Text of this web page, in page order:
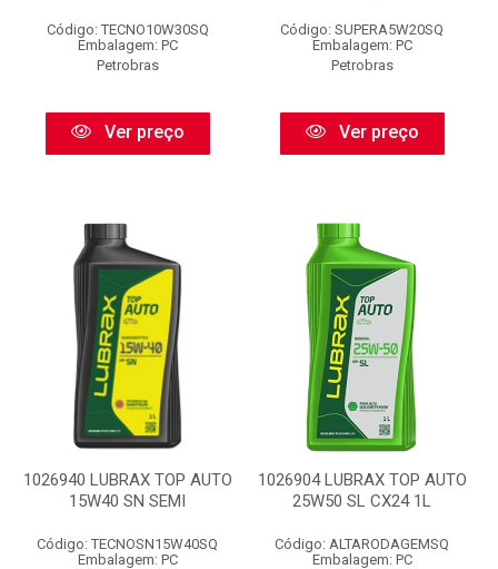
Código: TECNO10W30SQ
Embalagem: PC
Petrobras
Ver preço
Código: SUPERA5W20SQ
Embalagem: PC
Petrobras
Ver preço
1026940 LUBRAX TOP AUTO
15W40 SN SEMI
Código: TECNOSN15W40SQ
Embalagem: PC
1026904 LUBRAX TOP AUTO
25W50 SL CX24 1L
Código: ALTARODAGEMSQ
Embalagem: PC